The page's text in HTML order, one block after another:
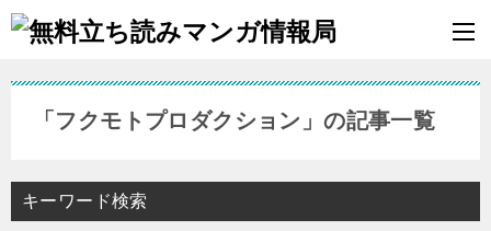
「フクモトプロダクション」の記事一覧
キーワード検索